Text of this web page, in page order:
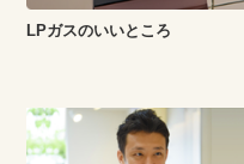
LPガスのいいところ